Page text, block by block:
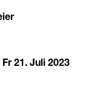
21. Juli 2023